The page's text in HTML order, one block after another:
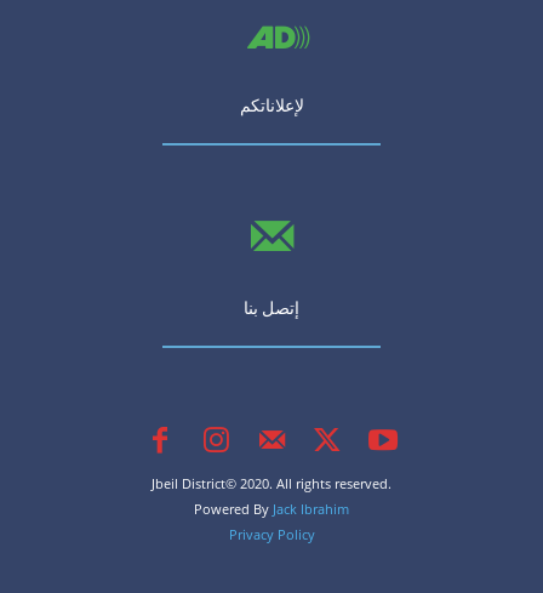
لإعلاناتكم
إتصل بنا
Jbeil District© 2020. All rights reserved.
Powered By Jack Ibrahim
Privacy Policy